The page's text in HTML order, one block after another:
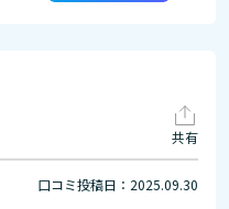
共有
口コミ投稿日：2025.09.30